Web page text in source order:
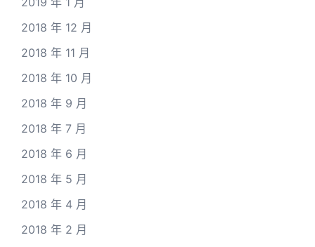
2018 年 12 月
2018 年 11 月
2018 年 10 月
2018 年 9 月
2018 年 7 月
2018 年 6 月
2018 年 5 月
2018 年 4 月
2018 年 2 月